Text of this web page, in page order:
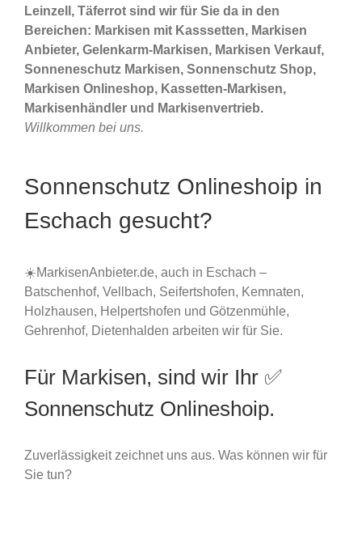
Leinzell, Täferrot sind wir für Sie da in den
Bereichen: Markisen mit Kasssetten, Markisen
Anbieter, Gelenkarm-Markisen, Markisen Verkauf,
Sonneneschutz Markisen, Sonnenschutz Shop,
Markisen Onlineshop, Kassetten-Markisen,
Markisenhändler und Markisenvertrieb.
Willkommen bei uns.
Sonnenschutz Onlineshoip in
Eschach gesucht?
☀️MarkisenAnbieter.de, auch in Eschach –
Batschenhof, Vellbach, Seifertshofen, Kemnaten,
Holzhausen, Helpertshofen und Götzenmühle,
Gehrenhof, Dietenhalden arbeiten wir für Sie.
Für Markisen, sind wir Ihr ✅
Sonnenschutz Onlineshoip.
Zuverlässigkeit zeichnet uns aus. Was können wir für
Sie tun?